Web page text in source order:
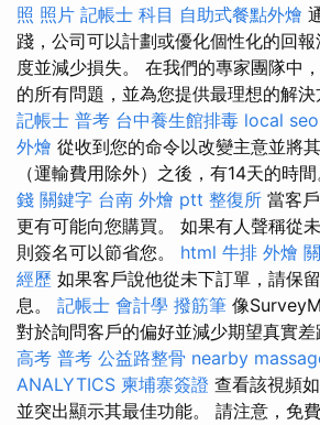
照 照片 記帳士 科目 自助式餐點外燴
踐，公司可以計劃或優化個性化的回
度並減少損失。 在我們的專家團隊中
的所有問題，並為您提供最理想的解決
記帳士 普考 台中養生館排毒 local seo
外燴 從收到您的命令以改變主意並將
（運輸費用除外）之後，有14天的時間
錢 關鍵字 台南 外燴 ptt 整復所 當客
更有可能向您購買。 如果有人聲稱從
則簽名可以節省您。 html 牛排 外燴
經歷 如果客戶說他從未下訂單，請保
息。 記帳士 會計學 撥筋筆 像
對於詢問客戶的偏好並減少期望真實差
高考 普考 公益路整骨 nearby
ANALYTICS 柬埔寨簽證 查看該視頻
並突出顯示其最佳功能。 請注意，免